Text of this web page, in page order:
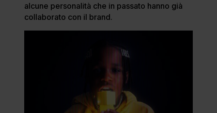
alcune personalità che in passato hanno già
collaborato con il brand.